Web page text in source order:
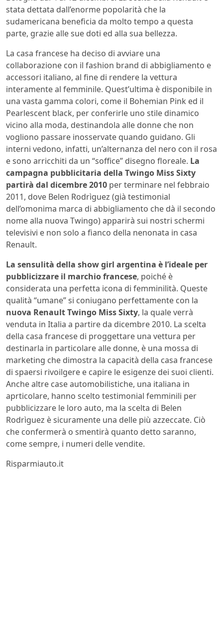
stata dettata dall’enorme popolarità che la
sudamericana beneficia da molto tempo a questa
parte, grazie alle sue doti ed alla sua bellezza.
La casa francese ha deciso di avviare una
collaborazione con il fashion brand di abbigliamento e
accessori italiano, al fine di rendere la vettura
interamente al femminile. Quest’ultima è disponibile in
una vasta gamma colori, come il Bohemian Pink ed il
Pearlescent black, per conferirle uno stile dinamico
vicino alla moda, destinandola alle donne che non
vogliono passare inosservate quando guidano. Gli
interni vedono, infatti, un’alternanza del nero con il rosa
e sono arricchiti da un “soffice” disegno floreale. La
campagna pubblicitaria della Twingo Miss Sixty
partirà dal dicembre 2010 per terminare nel febbraio
2011, dove Belen Rodrìguez (già testimonial
dell’omonima marca di abbigliamento che dà il secondo
nome alla nuova Twingo) apparirà sui nostri schermi
televisivi e non solo a fianco della nenonata in casa
Renault.
La sensulità della show girl argentina è l’ideale per
pubblicizzare il marchio francese, poiché è
considerata una perfetta icona di femminilità. Queste
qualità “umane” si coniugano perfettamente con la
nuova Renault Twingo Miss Sixty, la quale verrà
venduta in Italia a partire da dicembre 2010. La scelta
della casa francese di proggettare una vettura per
destinarla in particolare alle donne, è una mossa di
marketing che dimostra la capacità della casa francese
di spaersi rivoilgere e capire le esigenze dei suoi clienti.
Anche altre case automobilistiche, una italiana in
aprticolare, hanno scelto testimonial femminili per
pubblicizzare le loro auto, ma la scelta di Belen
Rodrìguez è sicuramente una delle più azzeccate. Ciò
che confermerà o smentirà quanto detto saranno,
come sempre, i numeri delle vendite.
Risparmiauto.it